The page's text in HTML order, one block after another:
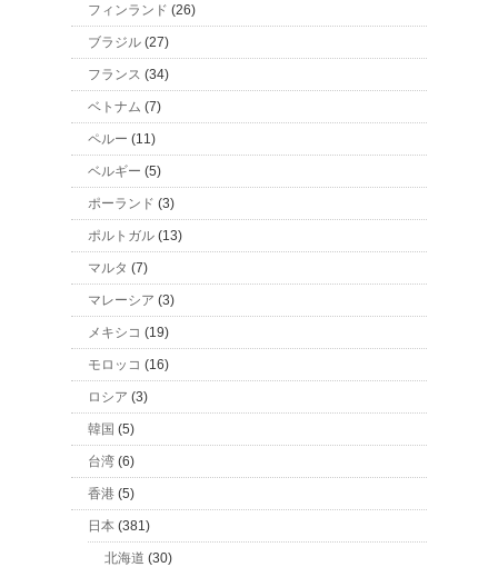
フィンランド (26)
ブラジル (27)
フランス (34)
ベトナム (7)
ペルー (11)
ベルギー (5)
ポーランド (3)
ポルトガル (13)
マルタ (7)
マレーシア (3)
メキシコ (19)
モロッコ (16)
ロシア (3)
韓国 (5)
台湾 (6)
香港 (5)
日本 (381)
北海道 (30)